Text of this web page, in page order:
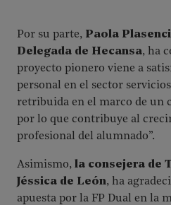
Por su parte, Paola
Delegada de Hecansa, ha
proyecto pionero viene a
personal en el sector
retribuida en el marco de un
por lo que contribuye al
profesional del alumnado”.
Asimismo, la consejera de
Jéssica de León, ha
apuesta por la FP Dual en la